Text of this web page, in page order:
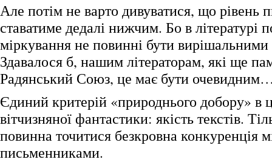
Але потім не варто дивуватися, що рівень
ставатиме дедалі нижчим. Бо в літературі
міркування не повинні бути
Здавалося б, нашим літераторам, які ще
Радянський Союз, це має бути
Єдиний критерій «природнього добору» в
вітчизняної фантастики: якість текстів.
повинна точитися безкровна конкуренція
письменниками.